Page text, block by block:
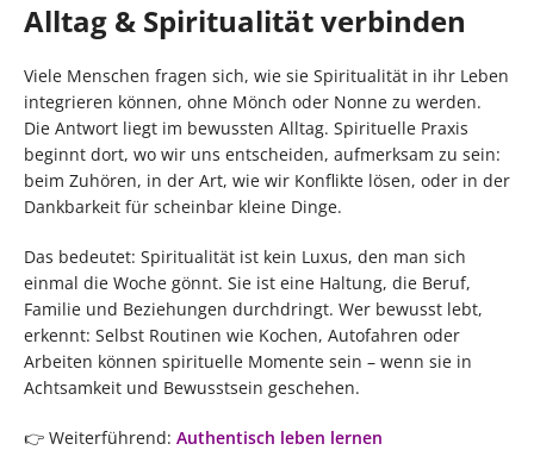
Alltag & Spiritualität verbinden
Viele Menschen fragen sich, wie sie Spiritualität in ihr Leben
integrieren können, ohne Mönch oder Nonne zu werden.
Die Antwort liegt im bewussten Alltag. Spirituelle Praxis
beginnt dort, wo wir uns entscheiden, aufmerksam zu sein:
beim Zuhören, in der Art, wie wir Konflikte lösen, oder in der
Dankbarkeit für scheinbar kleine Dinge.
Das bedeutet: Spiritualität ist kein Luxus, den man sich
einmal die Woche gönnt. Sie ist eine Haltung, die Beruf,
Familie und Beziehungen durchdringt. Wer bewusst lebt,
erkennt: Selbst Routinen wie Kochen, Autofahren oder
Arbeiten können spirituelle Momente sein – wenn sie in
Achtsamkeit und Bewusstsein geschehen.
👉 Weiterführend: Authentisch leben lernen